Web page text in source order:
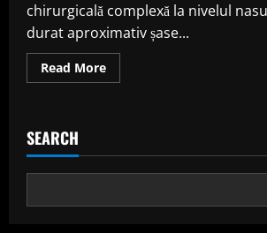
chirurgicală complexă la nivelul
durat aproximativ șase...
Read MoreRead
more
operația
la
intervenția
SEARCH